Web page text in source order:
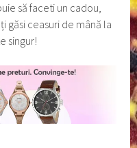
să faceti un cadou,
găsi ceasuri de mână la
singur!